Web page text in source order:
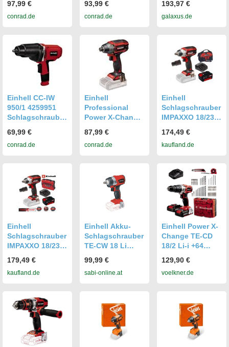
4510030 Akku-
Schlagschrauber
Akkus 0 Li-Ion
ohne Ladegerät,
ohne Akku
97,99 €
conrad.de
Change 4510040
Akku-
mitgelieferte
Akkus 0 Li-Ion
ohne Ladegerät,
ohne Akku
93,99 €
conrad.de
193,97 €
galaxus.de
Einhell CC-IW
950/1 4259951
Schlagschrauber
69,99 €
conrad.de
Einhell
Professional
Power X-Change
BL - Solo
4510085 Akku-
mitgelieferte
Akkus 0 Li-Ion
ohne Ladegerät,
87,99 €
conrad.de
Einhell
Schlagschrauber
IMPAXXO 18/230
Akku 4.0 Ah
Tasche
174,49 €
kaufland.de
Einhell
Schlagschrauber
IMPAXXO 18/230
Akku 4.0 Ah
Koffer
179,49 €
kaufland.de
Einhell Akku-
Schlagschrauber
TE-CW 18 Li
1272710
99,99 €
sabi-online.at
Einhell Power X-
Change TE-CD
18/2 Li-i +64
Gang-Akku-
Schlagbohrschra
129,90 €
voelkner.de